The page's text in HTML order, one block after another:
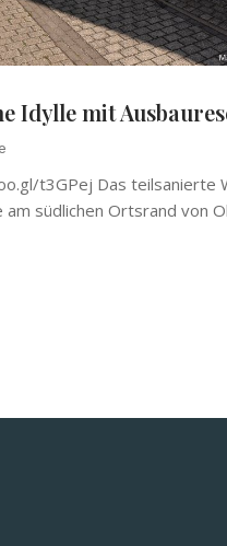
Idylle mit
t3GPej Das teilsanierte
südlichen Ortsrand von